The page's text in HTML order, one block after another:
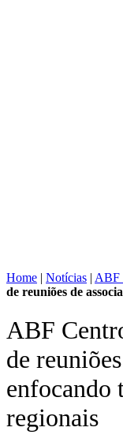
Home | Notícias | ABF
de reuniões de
ABF
de
enfocando
regionais